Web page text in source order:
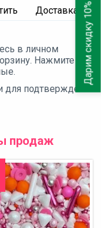
Доставка
в личном
Нажмите
подтверждения
продаж
Дарим скидку 10%